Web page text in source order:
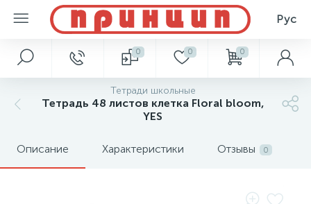
Рус
0 0 0
Тетради школьные
Тетрадь 48 листов клетка Floral bloom,
YES
Описание Характеристики Отзывы 0